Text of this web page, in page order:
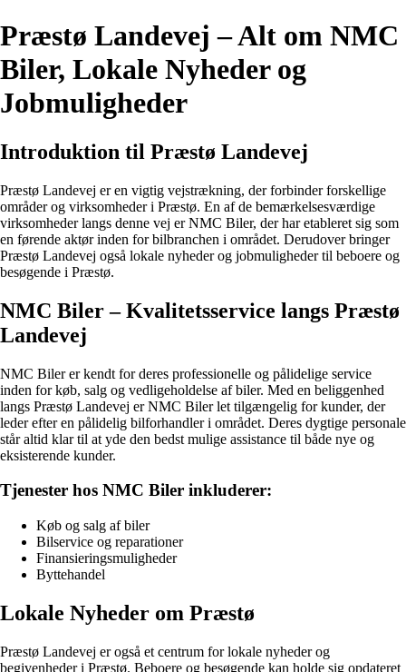
Præstø Landevej – Alt om NMC
Biler, Lokale Nyheder og
Jobmuligheder
Introduktion til Præstø Landevej
Præstø Landevej er en vigtig vejstrækning, der forbinder forskellige
områder og virksomheder i Præstø. En af de bemærkelsesværdige
virksomheder langs denne vej er NMC Biler, der har etableret sig som
en førende aktør inden for bilbranchen i området. Derudover bringer
Præstø Landevej også lokale nyheder og jobmuligheder til beboere og
besøgende i Præstø.
NMC Biler – Kvalitetsservice langs Præstø
Landevej
NMC Biler er kendt for deres professionelle og pålidelige service
inden for køb, salg og vedligeholdelse af biler. Med en beliggenhed
langs Præstø Landevej er NMC Biler let tilgængelig for kunder, der
leder efter en pålidelig bilforhandler i området. Deres dygtige personale
står altid klar til at yde den bedst mulige assistance til både nye og
eksisterende kunder.
Tjenester hos NMC Biler inkluderer:
Køb og salg af biler
Bilservice og reparationer
Finansieringsmuligheder
Byttehandel
Lokale Nyheder om Præstø
Præstø Landevej er også et centrum for lokale nyheder og
begivenheder i Præstø. Beboere og besøgende kan holde sig opdateret